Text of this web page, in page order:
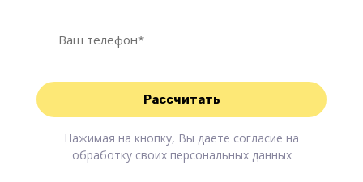
Нажимая на кнопку, Вы даете согласие на
обработку своих персональных данных